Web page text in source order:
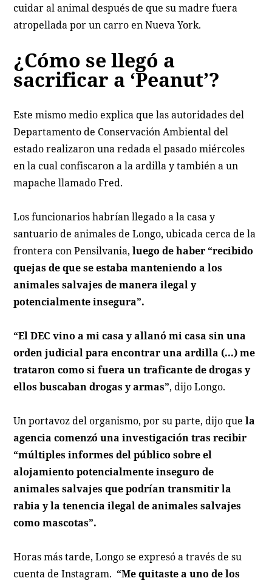
cuidar al animal después de que su madre fuera
atropellada por un carro en Nueva York.
¿Cómo se llegó a
sacrificar a ‘Peanut’?
Este mismo medio explica que las autoridades del
Departamento de Conservación Ambiental del
estado realizaron una redada el pasado miércoles
en la cual confiscaron a la ardilla y también a un
mapache llamado Fred.
Los funcionarios habrían llegado a la casa y
santuario de animales de Longo, ubicada cerca de la
frontera con Pensilvania, luego de haber “recibido
quejas de que se estaba manteniendo a los
animales salvajes de manera ilegal y
potencialmente insegura”.
“El DEC vino a mi casa y allanó mi casa sin una
orden judicial para encontrar una ardilla (...) me
trataron como si fuera un traficante de drogas y
ellos buscaban drogas y armas”, dijo Longo.
Un portavoz del organismo, por su parte, dijo que la
agencia comenzó una investigación tras recibir
“múltiples informes del público sobre el
alojamiento potencialmente inseguro de
animales salvajes que podrían transmitir la
rabia y la tenencia ilegal de animales salvajes
como mascotas”.
Horas más tarde, Longo se expresó a través de su
cuenta de Instagram. “Me quitaste a uno de los